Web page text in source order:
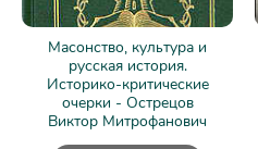
Масонство, культура и
русская история.
Историко-критические
очерки - Острецов
Виктор Митрофанович